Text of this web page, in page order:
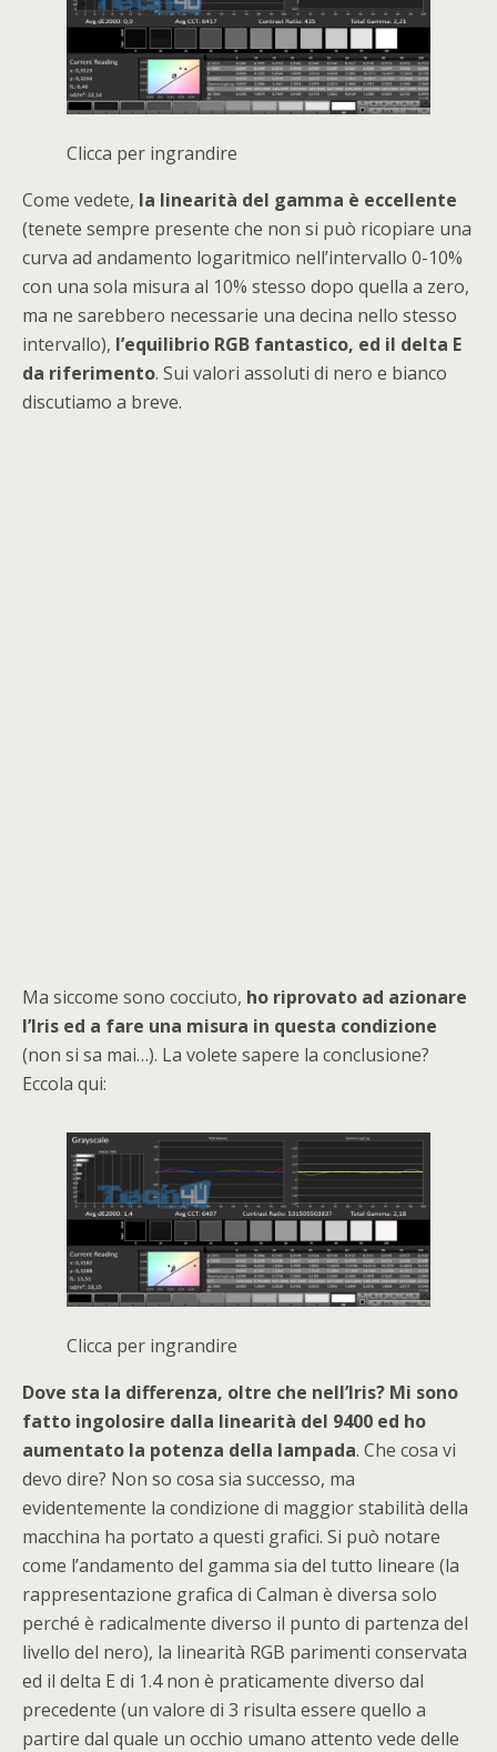
Clicca per ingrandire
Come vedete, la linearità del gamma è eccellente
(tenete sempre presente che non si può ricopiare una
curva ad andamento logaritmico nell’intervallo 0-10%
con una sola misura al 10% stesso dopo quella a zero,
ma ne sarebbero necessarie una decina nello stesso
intervallo), l’equilibrio RGB fantastico, ed il delta E
da riferimento. Sui valori assoluti di nero e bianco
discutiamo a breve.
Ma siccome sono cocciuto, ho riprovato ad azionare
l’Iris ed a fare una misura in questa condizione
(non si sa mai…). La volete sapere la conclusione?
Eccola qui:
Clicca per ingrandire
Dove sta la differenza, oltre che nell’Iris? Mi sono
fatto ingolosire dalla linearità del 9400 ed ho
aumentato la potenza della lampada. Che cosa vi
devo dire? Non so cosa sia successo, ma
evidentemente la condizione di maggior stabilità della
macchina ha portato a questi grafici. Si può notare
come l’andamento del gamma sia del tutto lineare (la
rappresentazione grafica di Calman è diversa solo
perché è radicalmente diverso il punto di partenza del
livello del nero), la linearità RGB parimenti conservata
ed il delta E di 1.4 non è praticamente diverso dal
precedente (un valore di 3 risulta essere quello a
partire dal quale un occhio umano attento vede delle